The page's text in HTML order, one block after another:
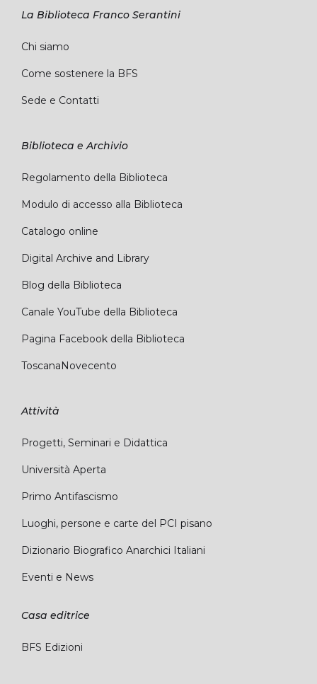
La Biblioteca Franco Serantini
Chi siamo
Come sostenere la BFS
Sede e Contatti
Biblioteca e Archivio
Regolamento della Biblioteca
Modulo di accesso alla Biblioteca
Catalogo online
Digital Archive and Library
Blog della Biblioteca
Canale YouTube della Biblioteca
Pagina Facebook della Biblioteca
ToscanaNovecento
Attività
Progetti, Seminari e Didattica
Università Aperta
Primo Antifascismo
Luoghi, persone e carte del PCI pisano
Dizionario Biografico Anarchici Italiani
Eventi e News
Casa editrice
BFS Edizioni